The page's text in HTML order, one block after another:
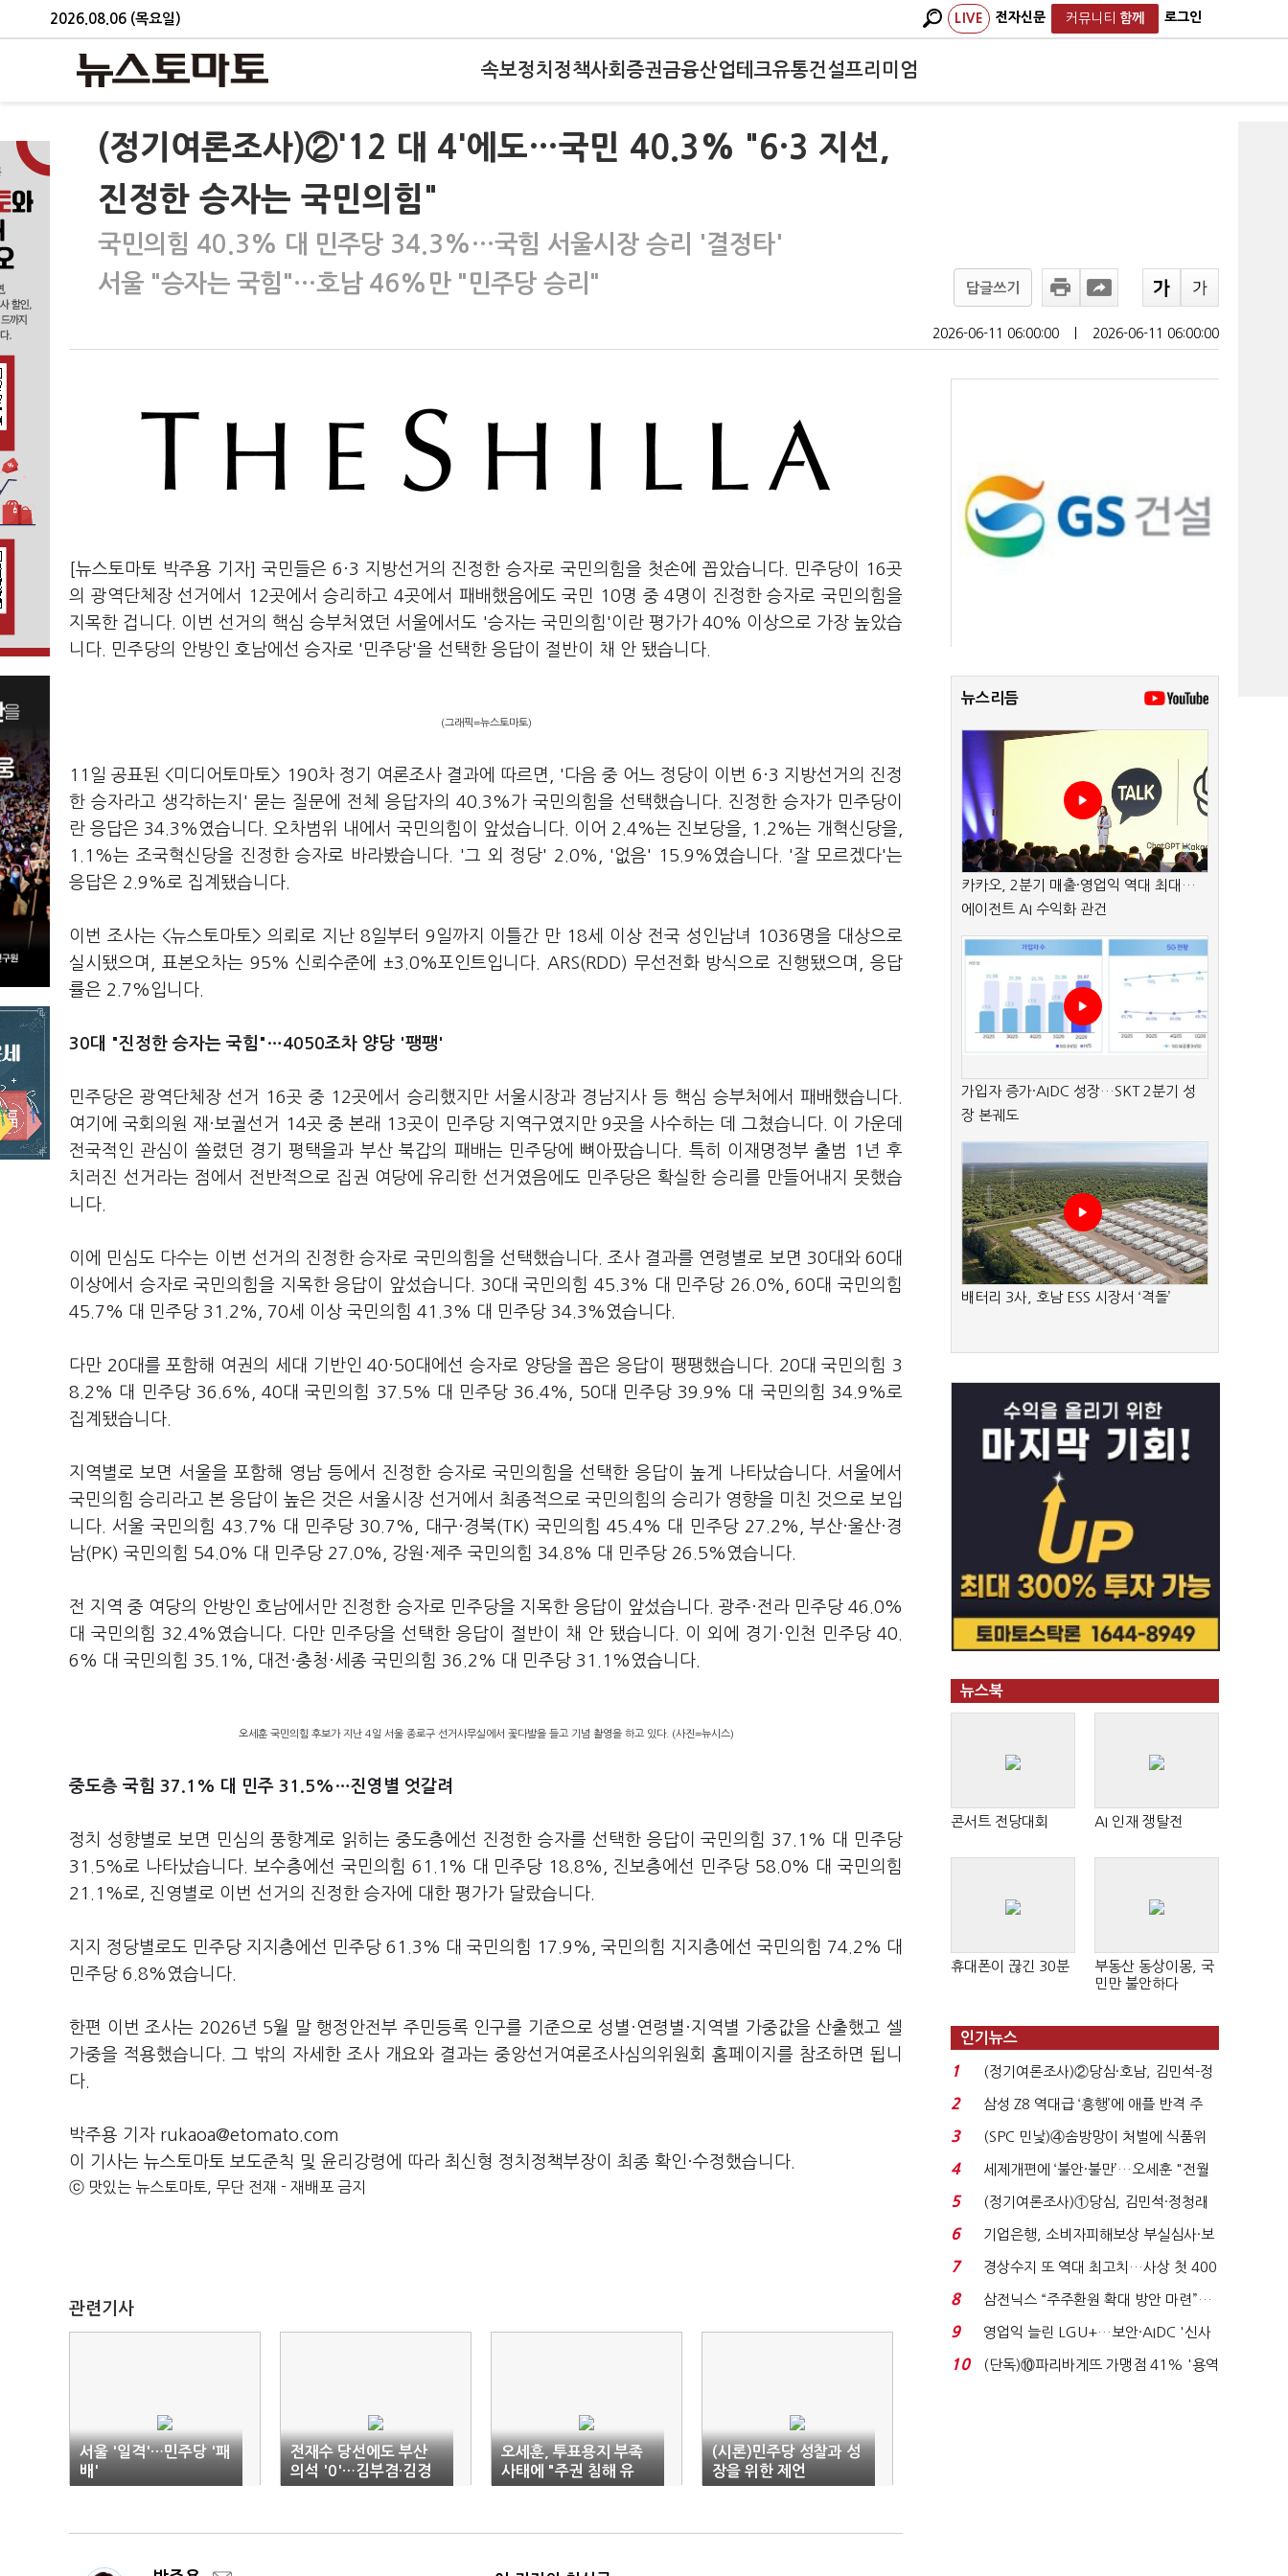
2026.08.06 (목요일) LIVE 전자신문 커뮤니티 함께 로그인
속보정치 정책사회 증권금융산업테크유통건설프리미엄
(정기여론조사)②'12 대 4'에도…국민 40.3% "6·3 지선,
진정한 승자는 국민의힘"
국민의힘 40.3% 대 민주당 34.3%…국힘 서울시장 승리 '결정타'
서울 "승자는 국힘"…호남 46%만 "민주당 승리"
답글쓰기
2026-06-11 06:00:00 2026-06-11 06:00:00
[뉴스토마토 박주용 기자] 국민들은 6·3 지방선거의 진정한 승자로 국민의힘을 첫손에 꼽았습니다. 민주당이 16곳
의 광역단체장 선거에서 12곳에서 승리하고 4곳에서 패배했음에도 국민 10명 중 4명이 진정한 승자로 국민의힘을
지목한 겁니다. 이번 선거의 핵심 승부처였던 서울에서도 '승자는 국민의힘'이란 평가가 40% 이상으로 가장 높았습
니다. 민주당의 안방인 호남에선 승자로 '민주당'을 선택한 응답이 절반이 채 안 됐습니다.
(그래픽=뉴스토마토)
11일 공표된 <미디어토마토> 190차 정기 여론조사 결과에 따르면, '다음 중 어느 정당이 이번 6·3 지방선거의 진정
한 승자라고 생각하는지' 묻는 질문에 전체 응답자의 40.3%가 국민의힘을 선택했습니다. 진정한 승자가 민주당이
란 응답은 34.3%였습니다. 오차범위 내에서 국민의힘이 앞섰습니다. 이어 2.4%는 진보당을, 1.2%는 개혁신당을,
1.1%는 조국혁신당을 진정한 승자로 바라봤습니다. '그 외 정당' 2.0%, '없음' 15.9%였습니다. '잘 모르겠다'는
응답은 2.9%로 집계됐습니다.
이번 조사는 <뉴스토마토> 의뢰로 지난 8일부터 9일까지 이틀간 만 18세 이상 전국 성인남녀 1036명을 대상으로
실시됐으며, 표본오차는 95% 신뢰수준에 ±3.0%포인트입니다. ARS(RDD) 무선전화 방식으로 진행됐으며, 응답
률은 2.7%입니다.
30대 "진정한 승자는 국힘"…4050조차 양당 '팽팽'
민주당은 광역단체장 선거 16곳 중 12곳에서 승리했지만 서울시장과 경남지사 등 핵심 승부처에서 패배했습니다.
여기에 국회의원 재·보궐선거 14곳 중 본래 13곳이 민주당 지역구였지만 9곳을 사수하는 데 그쳤습니다. 이 가운데
전국적인 관심이 쏠렸던 경기 평택을과 부산 북갑의 패배는 민주당에 뼈아팠습니다. 특히 이재명정부 출범 1년 후
치러진 선거라는 점에서 전반적으로 집권 여당에 유리한 선거였음에도 민주당은 확실한 승리를 만들어내지 못했습
니다.
이에 민심도 다수는 이번 선거의 진정한 승자로 국민의힘을 선택했습니다. 조사 결과를 연령별로 보면 30대와 60대
이상에서 승자로 국민의힘을 지목한 응답이 앞섰습니다. 30대 국민의힘 45.3% 대 민주당 26.0%, 60대 국민의힘
45.7% 대 민주당 31.2%, 70세 이상 국민의힘 41.3% 대 민주당 34.3%였습니다.
다만 20대를 포함해 여권의 세대 기반인 40·50대에선 승자로 양당을 꼽은 응답이 팽팽했습니다. 20대 국민의힘 3
8.2% 대 민주당 36.6%, 40대 국민의힘 37.5% 대 민주당 36.4%, 50대 민주당 39.9% 대 국민의힘 34.9%로
집계됐습니다.
지역별로 보면 서울을 포함해 영남 등에서 진정한 승자로 국민의힘을 선택한 응답이 높게 나타났습니다. 서울에서
국민의힘 승리라고 본 응답이 높은 것은 서울시장 선거에서 최종적으로 국민의힘의 승리가 영향을 미친 것으로 보입
니다. 서울 국민의힘 43.7% 대 민주당 30.7%, 대구·경북(TK) 국민의힘 45.4% 대 민주당 27.2%, 부산·울산·경
남(PK) 국민의힘 54.0% 대 민주당 27.0%, 강원·제주 국민의힘 34.8% 대 민주당 26.5%였습니다.
전 지역 중 여당의 안방인 호남에서만 진정한 승자로 민주당을 지목한 응답이 앞섰습니다. 광주·전라 민주당 46.0%
대 국민의힘 32.4%였습니다. 다만 민주당을 선택한 응답이 절반이 채 안 됐습니다. 이 외에 경기·인천 민주당 40.
6% 대 국민의힘 35.1%, 대전·충청·세종 국민의힘 36.2% 대 민주당 31.1%였습니다.
오세훈 국민의힘 후보가 지난 4일 서울 종로구 선거사무실에서 꽃다발을 들고 기념 촬영을 하고 있다. (사진=뉴시스)
중도층 국힘 37.1% 대 민주 31.5%…진영별 엇갈려
정치 성향별로 보면 민심의 풍향계로 읽히는 중도층에선 진정한 승자를 선택한 응답이 국민의힘 37.1% 대 민주당
31.5%로 나타났습니다. 보수층에선 국민의힘 61.1% 대 민주당 18.8%, 진보층에선 민주당 58.0% 대 국민의힘
21.1%로, 진영별로 이번 선거의 진정한 승자에 대한 평가가 달랐습니다.
지지 정당별로도 민주당 지지층에선 민주당 61.3% 대 국민의힘 17.9%, 국민의힘 지지층에선 국민의힘 74.2% 대
민주당 6.8%였습니다.
한편 이번 조사는 2026년 5월 말 행정안전부 주민등록 인구를 기준으로 성별·연령별·지역별 가중값을 산출했고 셀
가중을 적용했습니다. 그 밖의 자세한 조사 개요와 결과는 중앙선거여론조사심의위원회 홈페이지를 참조하면 됩니
다.
박주용 기자 rukaoa@etomato.com
이 기사는 뉴스토마토 보도준칙 및 윤리강령에 따라 최신형 정치정책부장이 최종 확인·수정했습니다.
ⓒ 맛있는 뉴스토마토, 무단 전재 - 재배포 금지
관련기사
서울 '일격'…민주당 '패
배'
전재수 당선에도 부산
의석 '0'…김부겸·김경
수도 '지역주의 고배'
오세훈, 투표용지 부족
사태에 "주권 침해 유
감…국조·특검해야"
(시론)민주당 성찰과 성
장을 위한 제언
뉴스리듬
카카오, 2분기 매출·영업익 역대 최대…
에이전트 AI 수익화 관건
가입자 증가·AIDC 성장…SKT 2분기 성
장 본궤도
배터리 3사, 호남 ESS 시장서 ‘격돌’
뉴스북
콘서트 전당대회 AI 인재 쟁탈전
휴대폰이 끊긴 30분
부동산 동상이몽, 국
민만 불안하다
인기뉴스
1
(정기여론조사)②당심·호남, 김민석-정
청래 '초접전'...
2
삼성 Z8 역대급 ‘흥행’에 애플 반격 주
목…9월 ‘폴...
3
(SPC 민낯)④솜방망이 처벌에 식품위
생법 위반 반복...
4
세제개편에 ‘불안·불만’…오세훈 "전월
세 구하기 더 ...
5
(정기여론조사)①당심, 김민석·정청래
'초접전'…대통령 ...
6
기업은행, 소비자피해보상 부실심사·보
이스피싱 공시 ...
7
경상수지 또 역대 최고치…사상 첫 400
억달러에 '3% 성...
8
삼전닉스 “주주환원 확대 방안 마련”…
로이터에 성명...
9
영업익 늘린 LGU+…보안·AIDC '신사
업 드라이브'...
10
(단독)⑩파리바게뜨 가맹점 41% '용역